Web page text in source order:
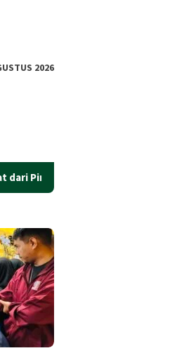
2026
Ilegal